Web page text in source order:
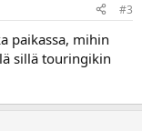
#3
paikassa, mihin
sillä touringikin